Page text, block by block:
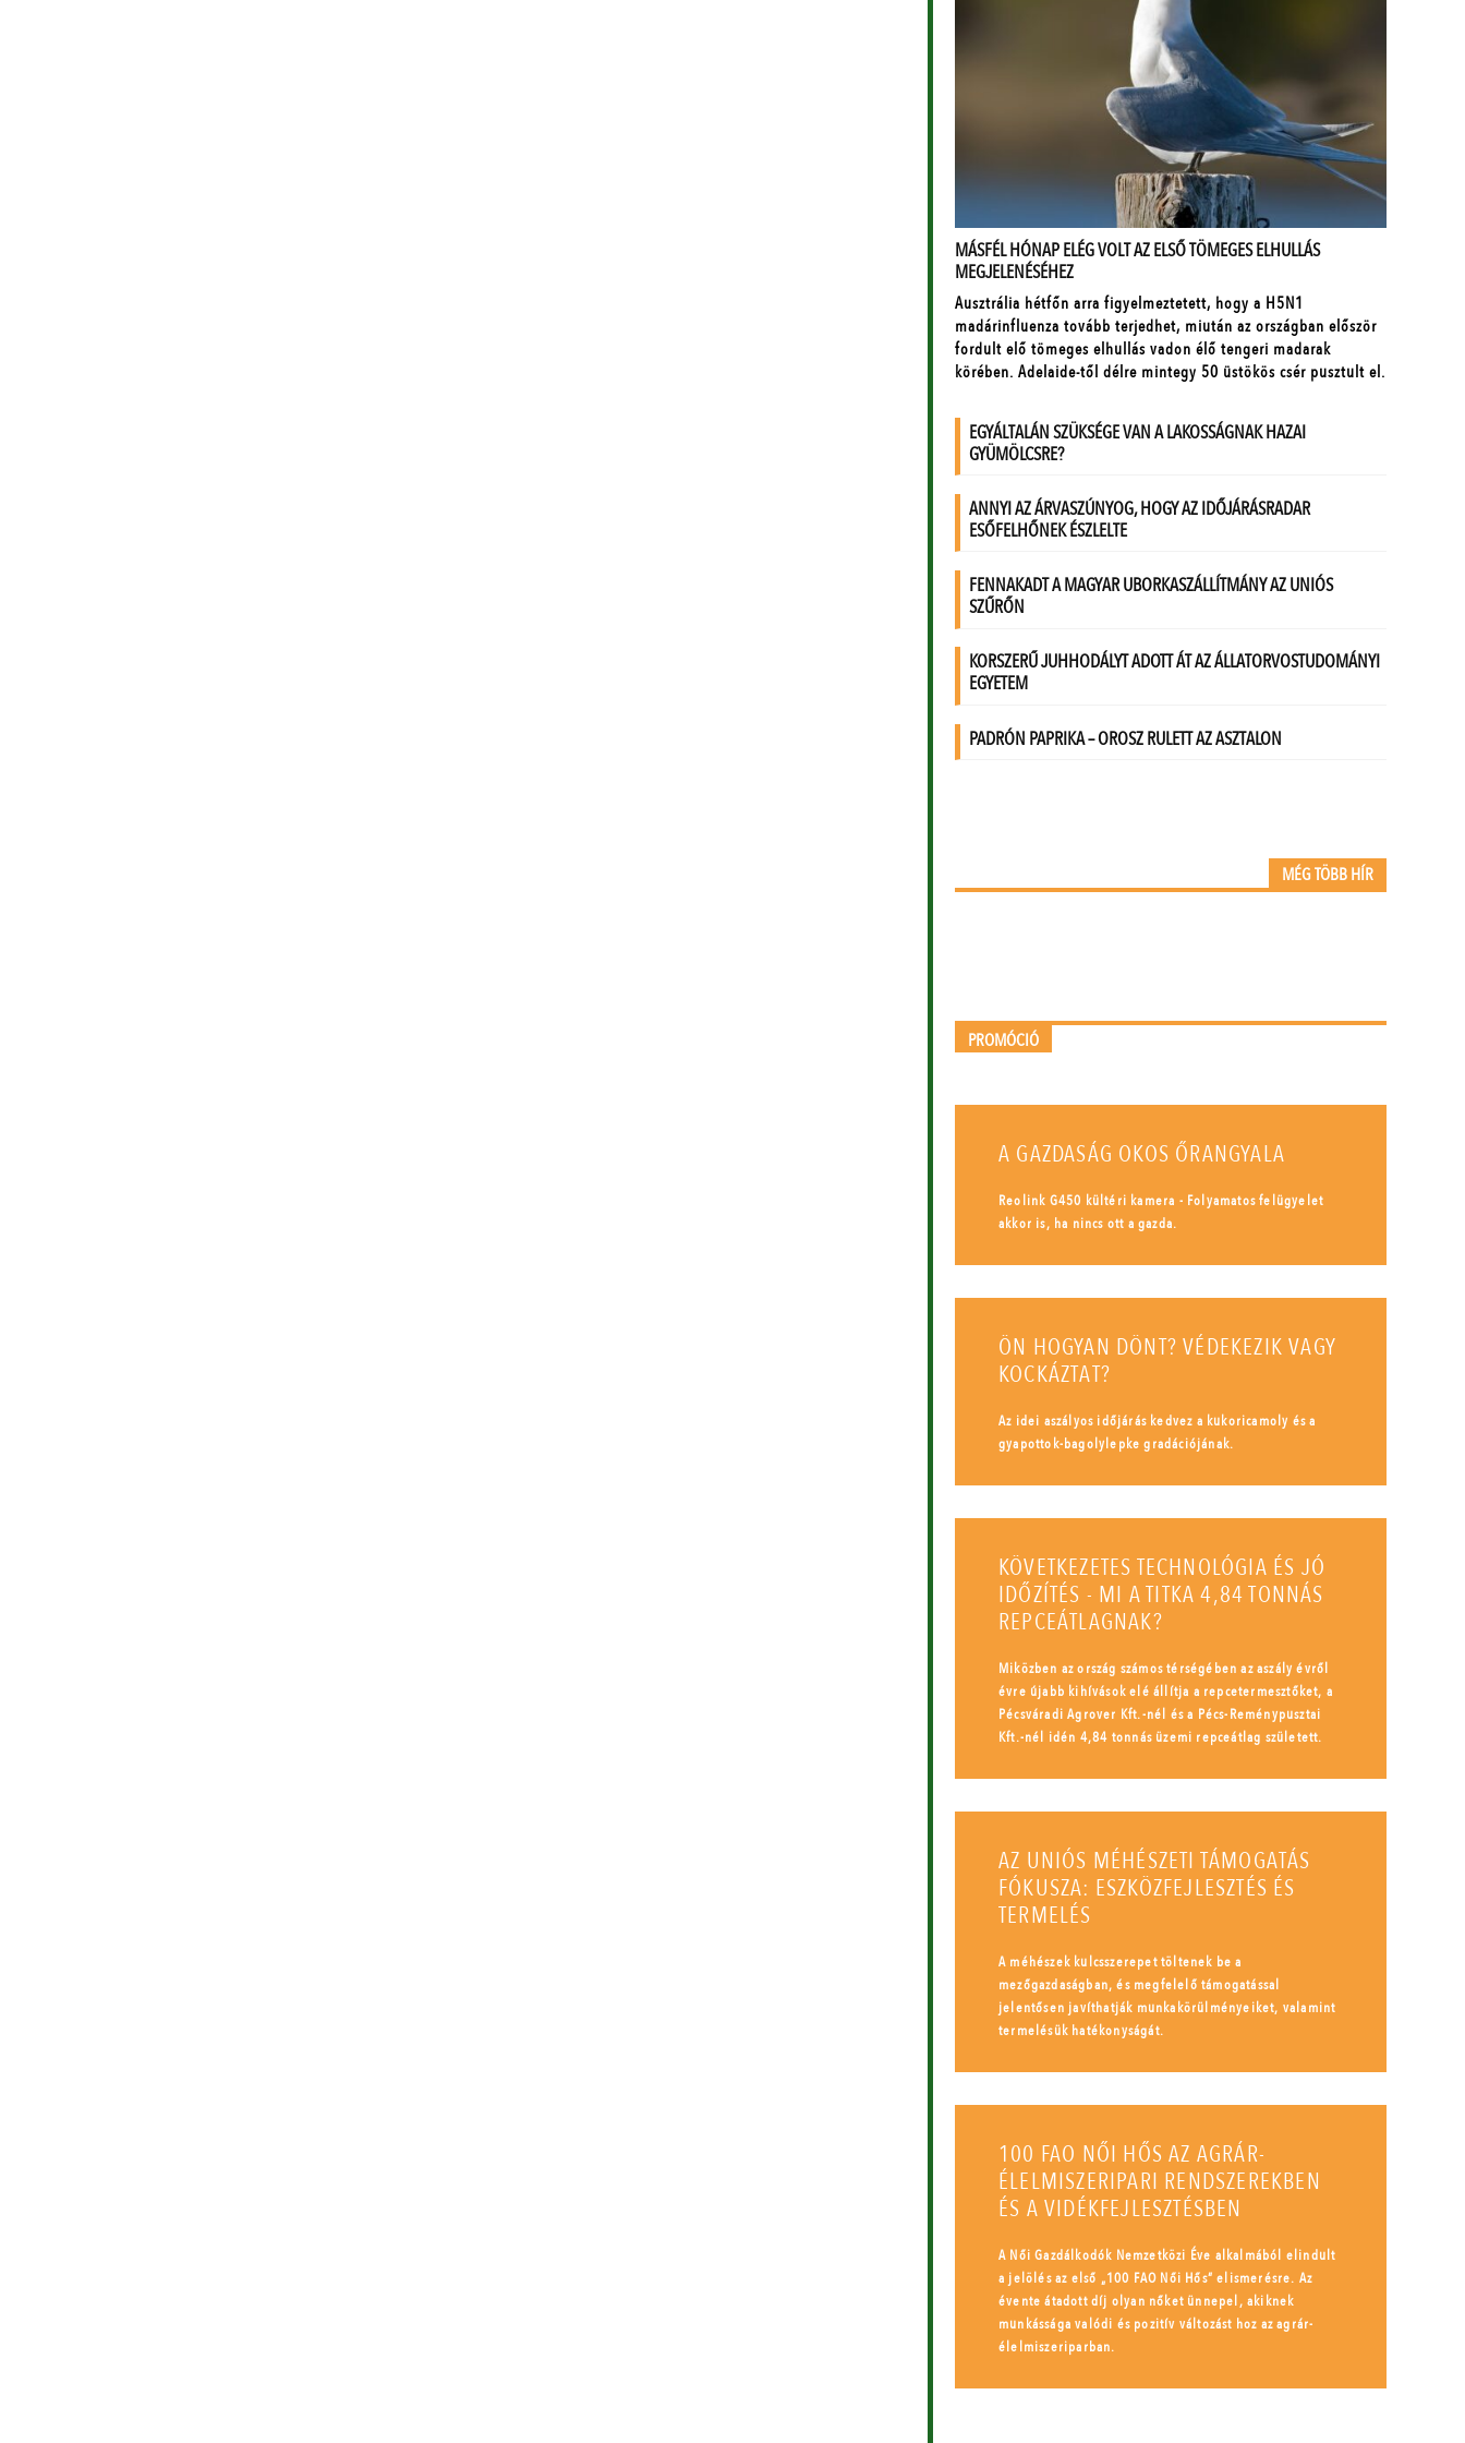
MÉG TÖBB HÍR
PROMÓCIÓ
A GAZDASÁG OKOS ŐRANGYALA
Reolink G450 kültéri kamera - Folyamatos felügyelet
akkor is, ha nincs ott a gazda.
ÖN HOGYAN DÖNT? VÉDEKEZIK VAGY
KOCKÁZTAT?
Az idei aszályos időjárás kedvez a kukoricamoly és a
gyapottok-bagolylepke gradációjának.
KÖVETKEZETES TECHNOLÓGIA ÉS JÓ
IDŐZÍTÉS - MI A TITKA 4,84 TONNÁS
REPCEÁTLAGNAK?
Miközben az ország számos térségében az aszály évről
évre újabb kihívások elé állítja a repcetermesztőket, a
Pécsváradi Agrover Kft.-nél és a Pécs-Reménypusztai
Kft.-nél idén 4,84 tonnás üzemi repceátlag született.
AZ UNIÓS MÉHÉSZETI TÁMOGATÁS
FÓKUSZA: ESZKÖZFEJLESZTÉS ÉS
TERMELÉS
A méhészek kulcsszerepet töltenek be a
mezőgazdaságban, és megfelelő támogatással
jelentősen javíthatják munkakörülményeiket, valamint
termelésük hatékonyságát.
100 FAO NŐI HŐS AZ AGRÁR-
ÉLELMISZERIPARI RENDSZEREKBEN
ÉS A VIDÉKFEJLESZTÉSBEN
A Női Gazdálkodók Nemzetközi Éve alkalmából elindult
a jelölés az első „100 FAO Női Hős” elismerésre. Az
évente átadott díj olyan nőket ünnepel, akiknek
munkássága valódi és pozitív változást hoz az agrár-
élelmiszeriparban.